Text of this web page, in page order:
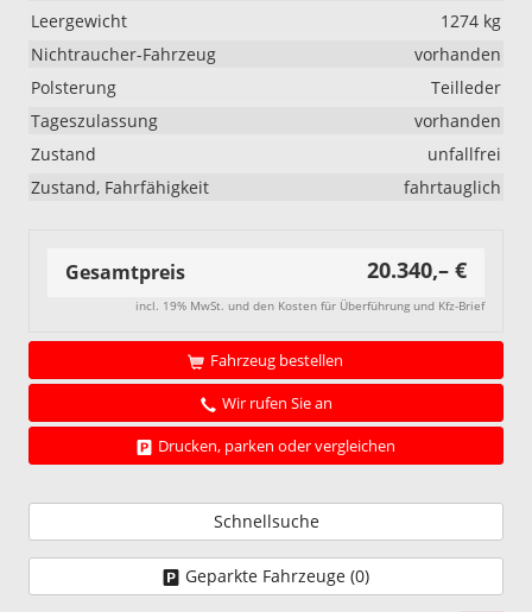
Leergewicht
1274 kg
Nichtraucher-Fahrzeug
vorhanden
Polsterung
Teilleder
Tageszulassung
vorhanden
Zustand
unfallfrei
Zustand, Fahrfähigkeit
fahrtauglich
Gesamtpreis 20.340,– €
incl. 19% MwSt. und den Kosten für Überführung und Kfz-Brief
Fahrzeug bestellen
Wir rufen Sie an
Drucken, parken oder vergleichen
Schnellsuche
Geparkte Fahrzeuge (0)